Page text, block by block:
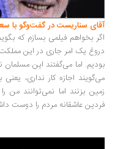
سناریست در گفت‌وگو با سعید
بخواهم فیلمی بسازم که بگویم
یک امر جاری در این مملکت است.
اما می‌گفتند این مسلمان
اجازه کار نداری، یعنی با
بزنند اما نمی‌توانند من را
عاشقانه مردم را دوست داشت ...